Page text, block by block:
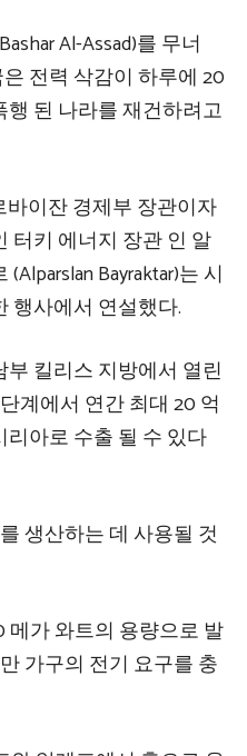
Al-Assad)를 무너
전력 삭감이 하루에 20
된 나라를 재건하려고
이잔 경제부 장관이자
터키 에너지 장관 인 알
Bayraktar)는 시
행사에서 연설했다.
킬리스 지방에서 열린
계에서 연간 최대 20 억
아로 수출 될 수 있다
생산하는 데 사용될 것
메가 와트의 용량으로 발
가구의 전기 요구를 충